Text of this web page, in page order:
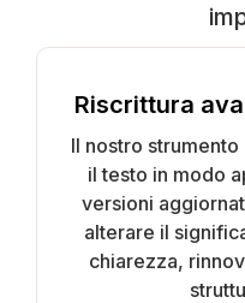
Riscrittura
Il nostro
il testo in modo
versioni
alterare il
chiarezza,